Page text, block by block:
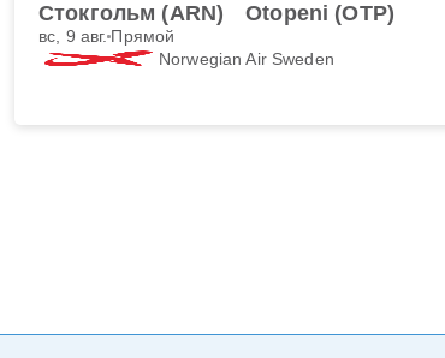
Стокгольм (ARN) Otopeni (OTP)
вс, 9 авг. Прямой
Norwegian Air Sweden